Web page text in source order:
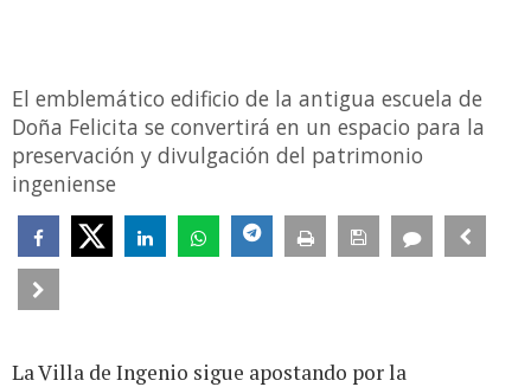
El emblemático edificio de la antigua escuela de
Doña Felicita se convertirá en un espacio para la
preservación y divulgación del patrimonio
ingeniense
La Villa de Ingenio sigue apostando por la